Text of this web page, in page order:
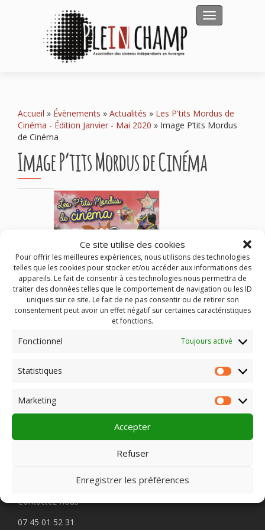
Ce site utilise des cookies
Pour offrir les meilleures expériences, nous utilisons des technologies
telles que les cookies pour stocker et/ou accéder aux informations des
appareils. Le fait de consentir à ces technologies nous permettra de
traiter des données telles que le comportement de navigation ou les ID
uniques sur ce site. Le fait de ne pas consentir ou de retirer son
consentement peut avoir un effet négatif sur certaines caractéristiques
et fonctions.
Fonctionnel Toujours activé
Statistiques
Marketing
Accepter
Refuser
Enregistrer les préférences
Afficher/
Accueil » Évènements » Actualités » Les P'tits Mordus de
Cinéma - Édition Janvier - Mai 2020 » Image P’tits Mordus
de Cinéma
Image P’tits Mordus de Cinéma
Pôle 22 bis impasse Bonnabaud
63000 Clermont-Ferrand
Contactez-nous
07 45 01 52 31